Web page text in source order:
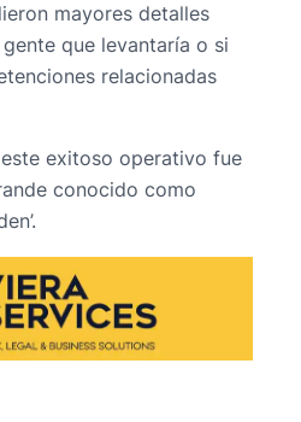
mayores detalles
que levantaría o si
relacionadas
exitoso operativo fue
conocido como